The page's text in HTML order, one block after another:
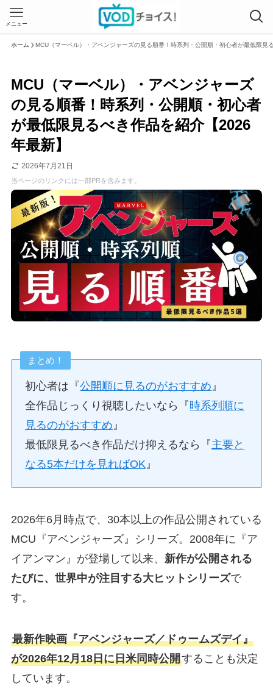
メニュー
ホーム MCU（マーベル）・アベンジャーズの見る順番！時系列・公開順・初心者が最低限見
MCU（マーベル）・アベンジャーズ
の見る順番！時系列・公開順・初心者
が最低限見るべき作品を紹介【2026
年最新】
2026年7月21日
当ページのリンクには一部PRを含みます。
まとめ！
初心者は『公開順に見るのがおすすめ 』
全作品じっくり視聴したいなら『時系列順に
見るのがおすすめ 』
最低限見るべき作品だけ抑えるなら『主要と
なる5本だけを見ればOK 』
2026年6月時点で、30本以上の作品公開されている
MCU『アベンジャーズ』シリーズ。2008年に『ア
イアンマン』が登場して以来、 新作が公開される
たびに、世界中が注目する大ヒットシリーズで
す。
最新作映画『アベンジャーズ／ドゥームズデイ』
が2026年12月18日に日米同時公開することも決定
しています。